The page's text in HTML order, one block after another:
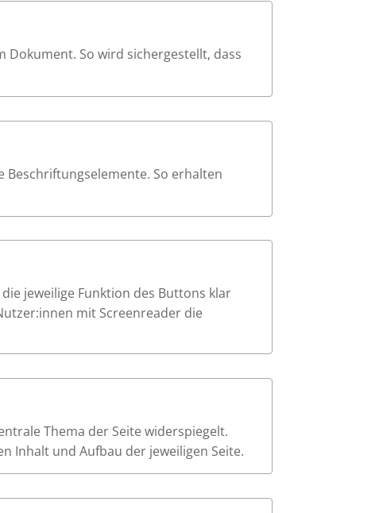
Dokument. So wird sichergestellt, dass
So erhalten
jeweilige Funktion des Buttons klar
mit Screenreader die
Thema der Seite widerspiegelt.
Inhalt und Aufbau der jeweiligen Seite.